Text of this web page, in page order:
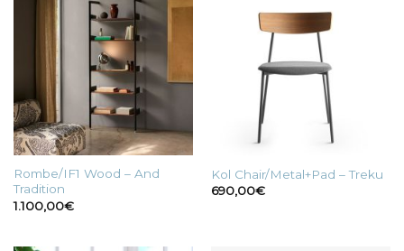
Rombe/IF1 Wood – And
Tradition
1.100,00€
Kol Chair/Metal+Pad – Treku
690,00€